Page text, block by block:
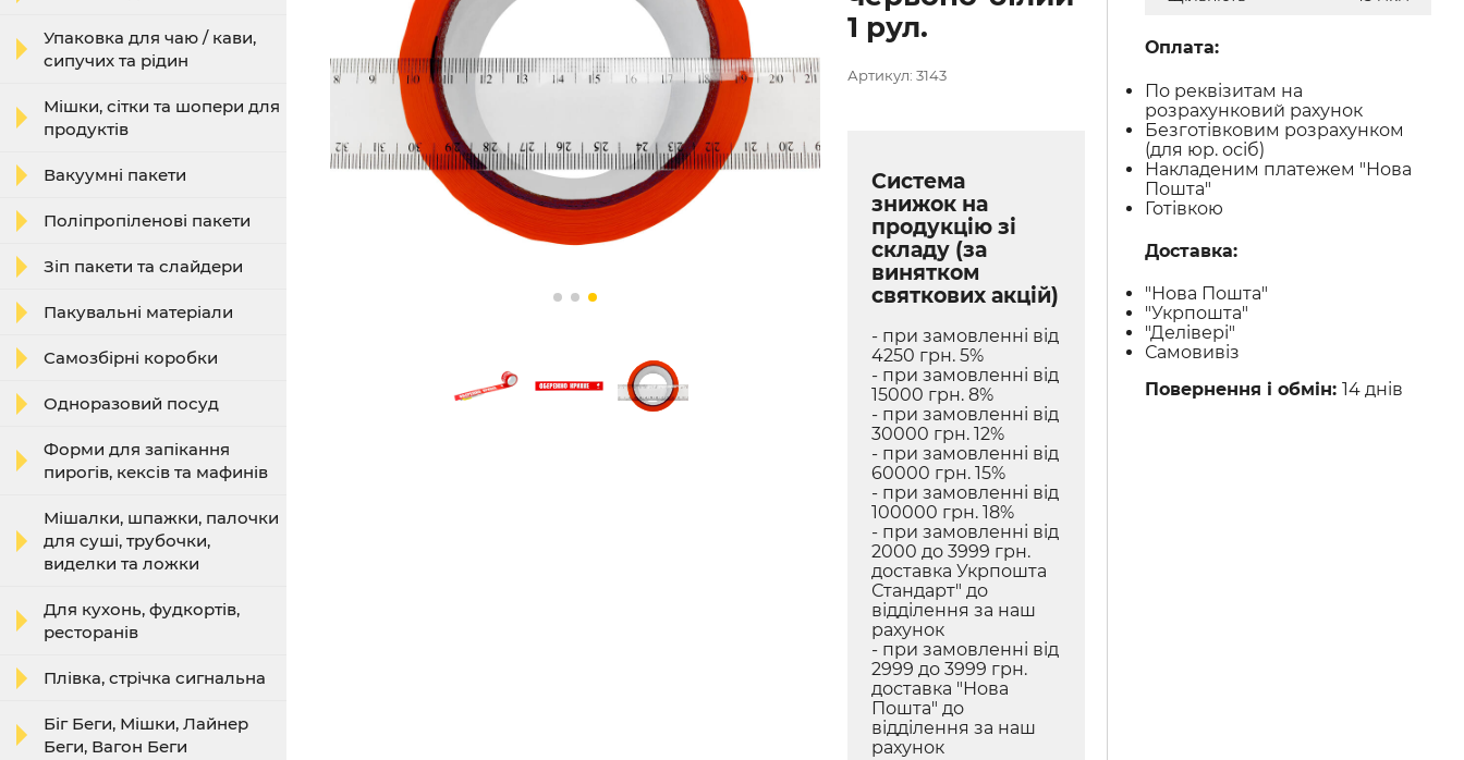
Упаковка для чаю / кави,
сипучих та рідин
Мішки, сітки та шопери для
продуктів
Вакуумні пакети
Поліпропіленові пакети
Зіп пакети та слайдери
Пакувальні матеріали
Самозбірні коробки
Одноразовий посуд
Форми для запікання
пирогів, кексів та мафинів
Мішалки, шпажки, палочки
для суші, трубочки,
виделки та ложки
Для кухонь, фудкортів,
ресторанів
Плівка, стрічка сигнальна
Біг Беги, Мішки, Лайнер
Беги, Вагон Беги
1 рул.
Артикул: 3143
Система
знижок на
продукцію зі
складу (за
винятком
святкових акцій)
- при замовленні від
4250 грн. 5%
- при замовленні від
15000 грн. 8%
- при замовленні від
30000 грн. 12%
- при замовленні від
60000 грн. 15%
- при замовленні від
100000 грн. 18%
- при замовленні від
2000 до 3999 грн.
доставка Укрпошта
Стандарт" до
відділення за наш
рахунок
- при замовленні від
2999 до 3999 грн.
доставка "Нова
Пошта" до
відділення за наш
рахунок
Оплата:
По реквізитам на
розрахунковий рахунок
Безготівковим розрахунком
(для юр. осіб)
Накладеним платежем "Нова
Пошта"
Готівкою
Доставка:
"Нова Пошта"
"Укрпошта"
"Делівері"
Самовивіз
Повернення і обмін:14 днів